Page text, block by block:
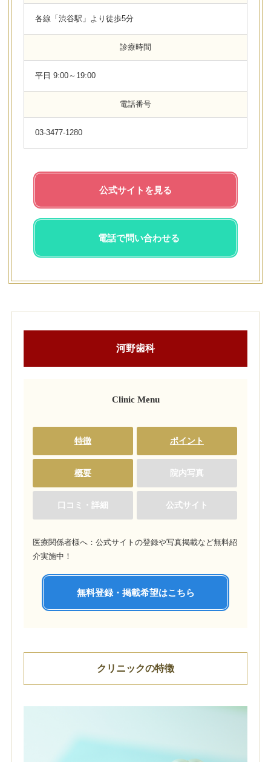
各線「渋谷駅」より徒歩5分
診療時間
平日 9:00～19:00
電話番号
03-3477-1280
公式サイトを見る
電話で問い合わせる
河野歯科
Clinic Menu
特徴 ポイント
概要 院内写真
口コミ・詳細 公式サイト
医療関係者様へ：公式サイトの登録や写真掲載など無料紹
介実施中！
無料登録・掲載希望はこちら
クリニックの特徴